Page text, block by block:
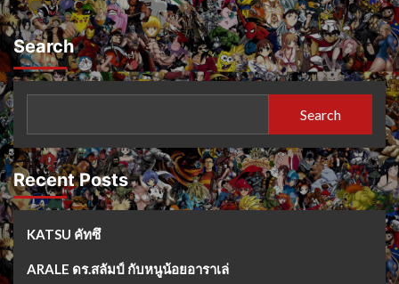
Search
Search
Recent Posts
KATSU คัทซึ
ARALE ดร.สลัมป์ กับหนูน้อยอาราเล่